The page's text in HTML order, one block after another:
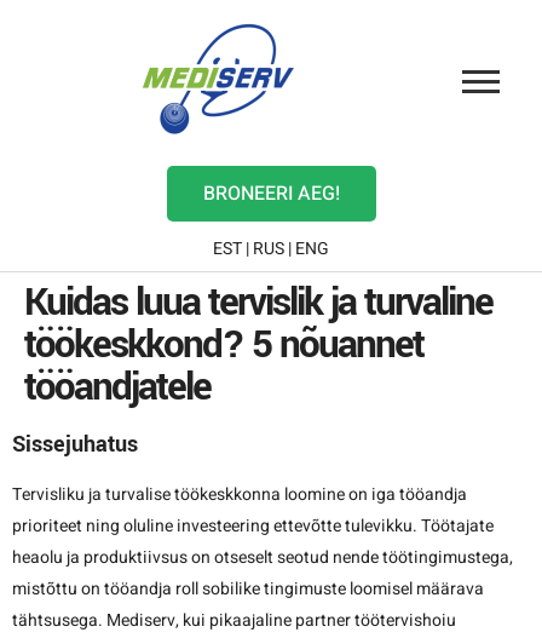
BRONEERI AEG!
EST|RUS|ENG
Kuidas luua tervislik ja turvaline
töökeskkond? 5 nõuannet
tööandjatele
Sissejuhatus
Tervisliku ja turvalise töökeskkonna loomine on iga tööandja
prioriteet ning oluline investeering ettevõtte tulevikku. Töötajate
heaolu ja produktiivsus on otseselt seotud nende töötingimustega,
mistõttu on tööandja roll sobilike tingimuste loomisel määrava
tähtsusega. Mediserv, kui pikaajaline partner töötervishoiu